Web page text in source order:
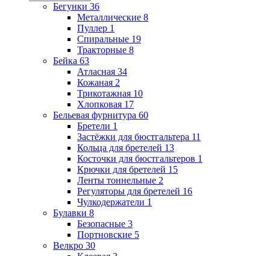
Бегунки 36
Металлические 8
Пуллер 1
Спиральные 19
Тракторные 8
Бейка 63
Атласная 34
Кожаная 2
Трикотажная 10
Хлопковая 17
Бельевая фурнитура 60
Бретели 1
Застёжки для бюстгальтера 11
Кольца для бретелей 13
Косточки для бюстгальтеров 1
Крючки для бретелей 15
Ленты тоннельные 2
Регуляторы для бретелей 16
Чулкодержатели 1
Булавки 8
Безопасные 3
Портновские 5
Велкро 30